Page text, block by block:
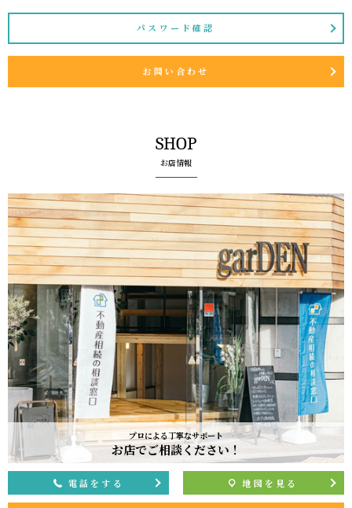
パスワード確認
お問い合わせ
SHOP
お店情報
プロによる丁寧なサポート
お店でご相談ください！
電話をする 地図を見る